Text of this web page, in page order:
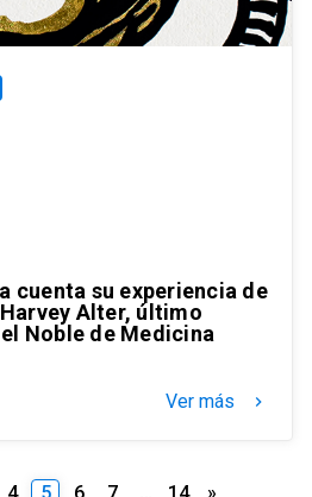
cuenta su experiencia de
Alter, último
Noble de Medicina
Ver más keyboard_arrow_right